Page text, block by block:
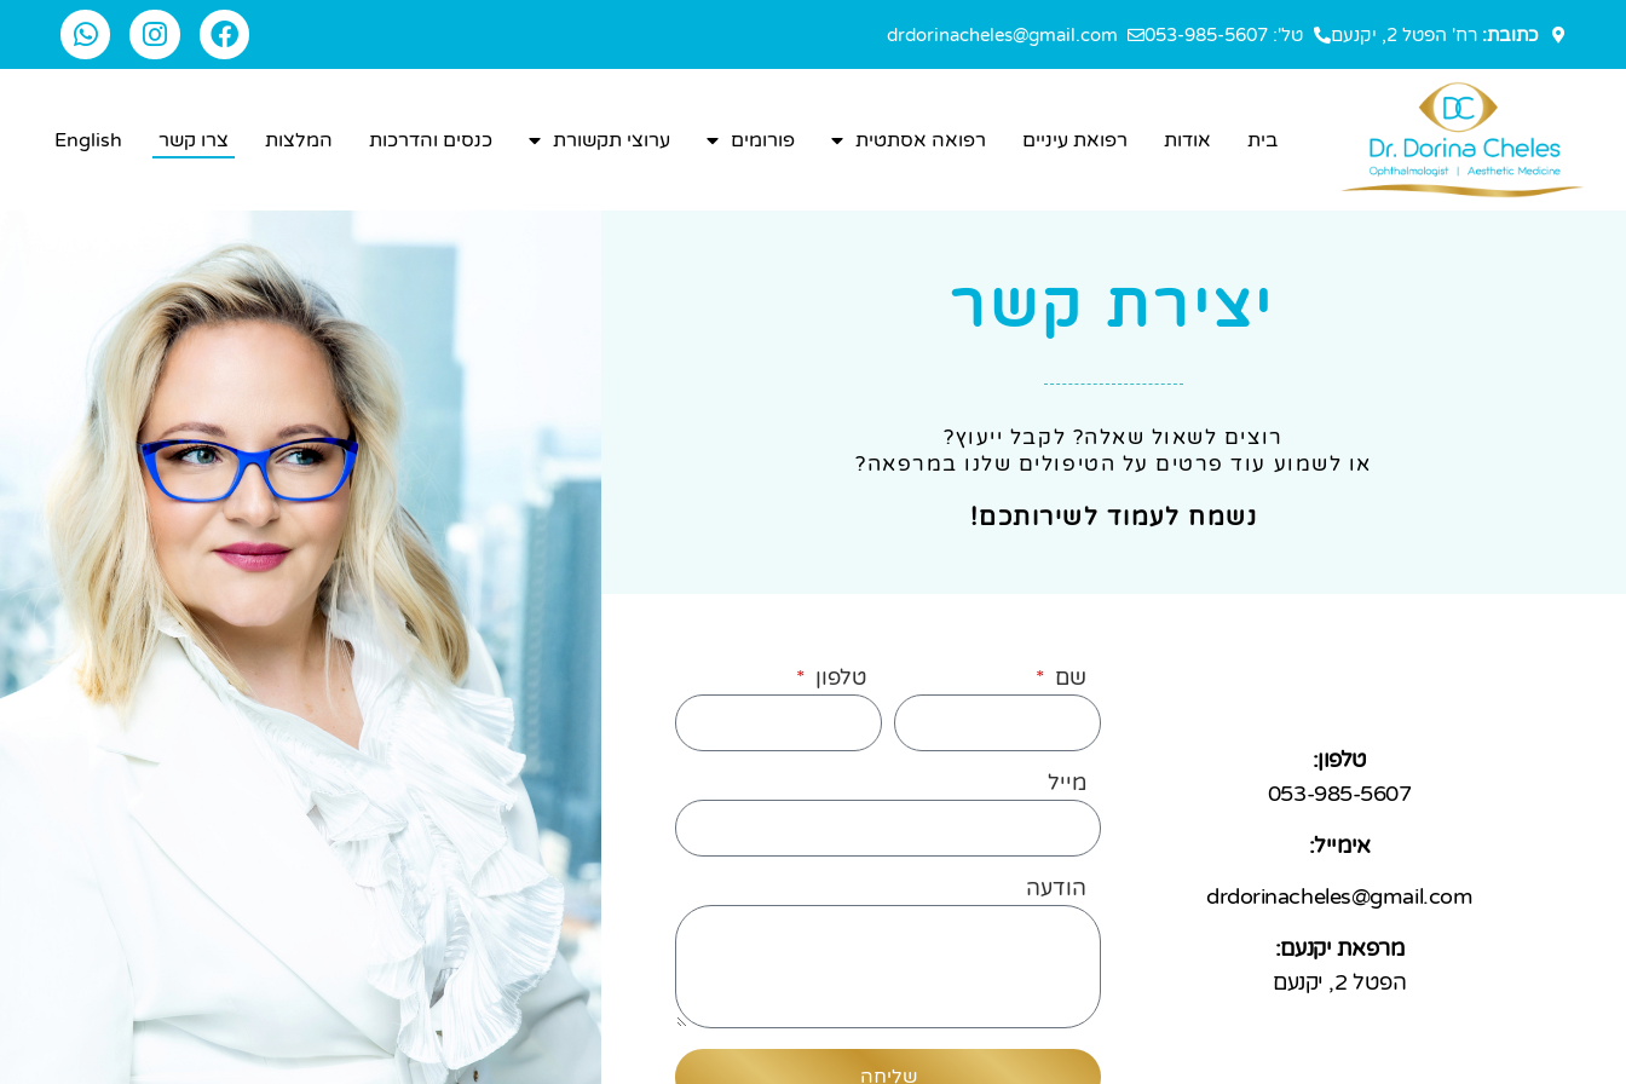
כתובת: רח' הפטל 2, יקנעם טל': 053-985-5607 drdorinacheles@gmail.com
בית אודות רפואת עיניים רפואה אסתטית פורומים ערוצי תקשורת כנסים והדרכות המלצות צרו קשר English
יצירת קשר
רוצים לשאול שאלה? לקבל ייעוץ?
או לשמוע עוד פרטים על הטיפולים שלנו במרפאה?
נשמח לעמוד לשירותכם!
טלפון:
053-985-5607
אימייל:
drdorinacheles@gmail.com
מרפאת יקנעם:
הפטל 2, יקנעם
שם טלפון
מייל
הודעה
שליחה